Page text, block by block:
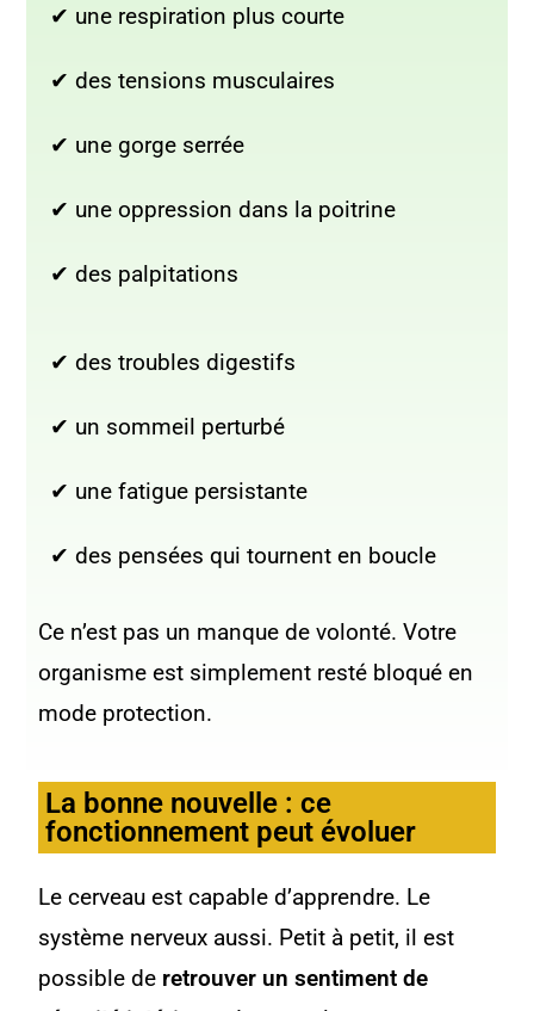
✔ une respiration plus courte
✔ des tensions musculaires
✔ une gorge serrée
✔ une oppression dans la poitrine
✔ des palpitations
✔ des troubles digestifs
✔ un sommeil perturbé
✔ une fatigue persistante
✔ des pensées qui tournent en boucle
Ce n’est pas un manque de volonté. Votre
organisme est simplement resté bloqué en
mode protection.
La bonne nouvelle : ce
fonctionnement peut évoluer
Le cerveau est capable d’apprendre. Le
système nerveux aussi. Petit à petit, il est
possible de retrouver un sentiment de